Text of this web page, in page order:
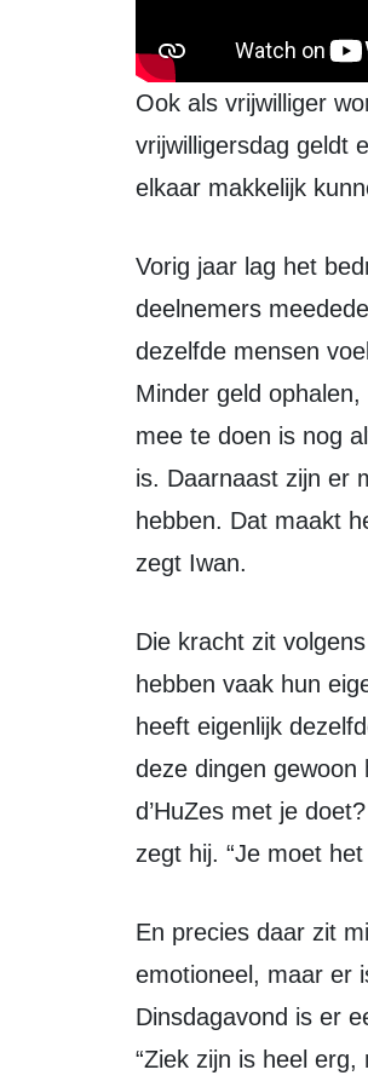
Ook als vrijwilliger wordt er geld opgehaald. Voor iedere deelnemer aan de
vrijwilligersdag geldt
elkaar makkelijk
Vorig jaar lag het bedrag per persoon hoger, omdat zij toen als reguliere
deelnemers
dezelfde mensen
Minder geld
mee te doen is nog
is. Daarnaast zijn er
hebben. Dat maakt
zegt Iwan.
Die kracht zit volgens hem vooral in het samen doen. De mensen op de berg
hebben vaak hun
heeft eigenlijk
deze dingen gewoon
d’HuZes met je
zegt hij. “Je moet
En precies daar zit misschien wel de kern van de week. Het is zwaar en
emotioneel, maar er
Dinsdagavond is er
“Ziek zijn is heel